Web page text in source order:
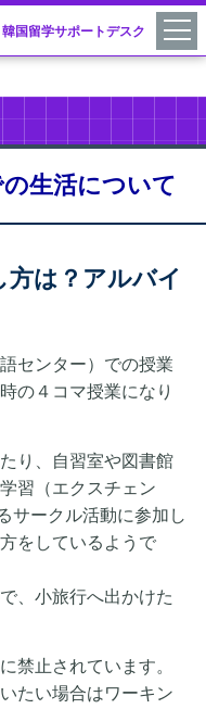
韓国留学サポートデスク
生活について
方は？アルバイ
センター）での授業
の４コマ授業になり
り、自習室や図書館
習（エクスチェン
サークル活動に参加し
をしているようで
、小旅行へ出かけた
禁止されています。
たい場合はワーキン